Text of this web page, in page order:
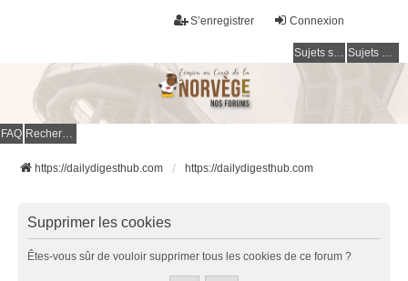
Connexion
S’enregistrer
Sujets sans réponse Sujets actifs
FAQ Rechercher
https://dailydigesthub.com https://dailydigesthub.com
Supprimer les cookies
Êtes-vous sûr de vouloir supprimer tous les cookies de ce forum ?